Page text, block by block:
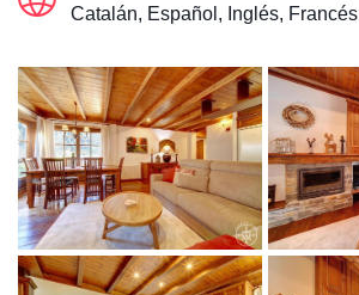
Catalán, Español, Inglés, Francés